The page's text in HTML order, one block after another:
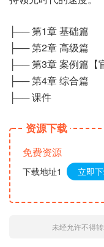
├── 第1章 基础篇
├── 第2章 高级篇
├── 第3章 案例篇【
├── 第4章 综合篇
├── 课件
资源下载
免费资源
下载地址1 立即
未经允许不得转